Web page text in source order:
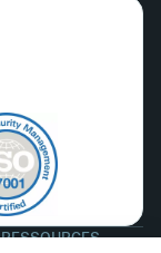
RESSOURCES